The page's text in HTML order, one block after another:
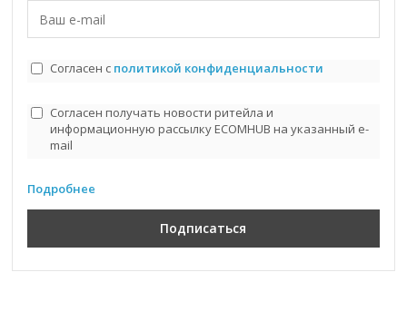
Согласен с политикой конфиденциальности
Согласен получать новости ритейла и
информационную рассылку ECOMHUB на указанный e-
mail
Подробнее